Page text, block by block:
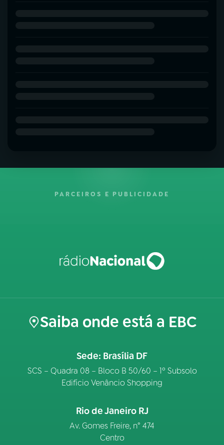
PARCEIROS E PUBLICIDADE
Saiba onde está a EBC
Sede: Brasília DF
SCS – Quadra 08 – Bloco B 50/60 – 1º Subsolo
Edifício Venâncio Shopping
Rio de Janeiro RJ
Av. Gomes Freire, n° 474
Centro